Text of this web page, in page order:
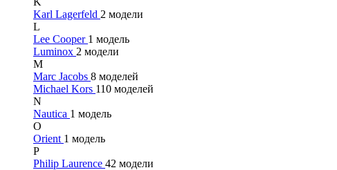
Karl Lagerfeld 2 модели
L
Lee Cooper 1 модель
Luminox 2 модели
M
Marc Jacobs 8 моделей
Michael Kors 110 моделей
N
Nautica 1 модель
O
Orient 1 модель
P
Philip Laurence 42 модели